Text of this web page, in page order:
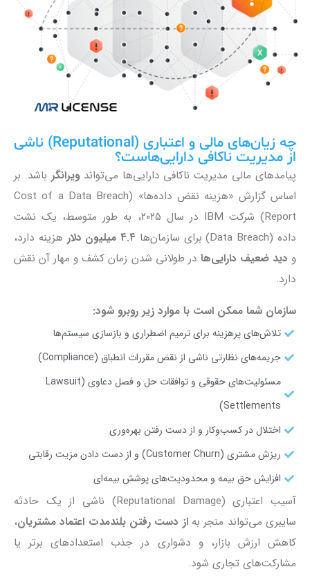
چه زیان‌های مالی و اعتباری (Reputational) ناشی
از مدیریت ناکافی دارایی‌هاست؟
پیامدهای مالی مدیریت ناکافی دارایی‌ها می‌تواندویرانگر باشد. بر
اساس گزارش «هزینه نقض داده‌ها» (Cost of a Data Breach
Report) شرکت IBM در سال ۲۰۲۵، به طور متوسط، یک نشت
داده (Data Breach) برای سازمان‌ها
۴.۴ میلیون دلار
هزینه دارد،
و دید ضعیف دارایی‌ها در طولانی شدن زمان کشف و مهار آن نقش
دارد.
سازمان شما ممکن است با موارد زیر روبرو شود:
تلاش‌های پرهزینه برای ترمیم اضطراری و بازسازی سیستم‌ها
جریمه‌های نظارتی ناشی از نقض مقررات انطباق (Compliance)
مسئولیت‌های حقوقی و توافقات حل و فصل دعاوی (Lawsuit
Settlements)
اختلال در کسب‌وکار و از دست رفتن بهره‌وری
ریزش مشتری (Customer Churn) و از دست دادن مزیت رقابتی
افزایش حق بیمه و محدودیت‌های پوشش بیمه‌ای
آسیب اعتباری (Reputational Damage) ناشی از یک حادثه
سایبری می‌تواند منجر بهاز دست رفتن بلندمدت اعتماد مشتریان،
کاهش ارزش بازار، و دشواری در جذب استعدادهای برتر یا
مشارکت‌های تجاری شود.